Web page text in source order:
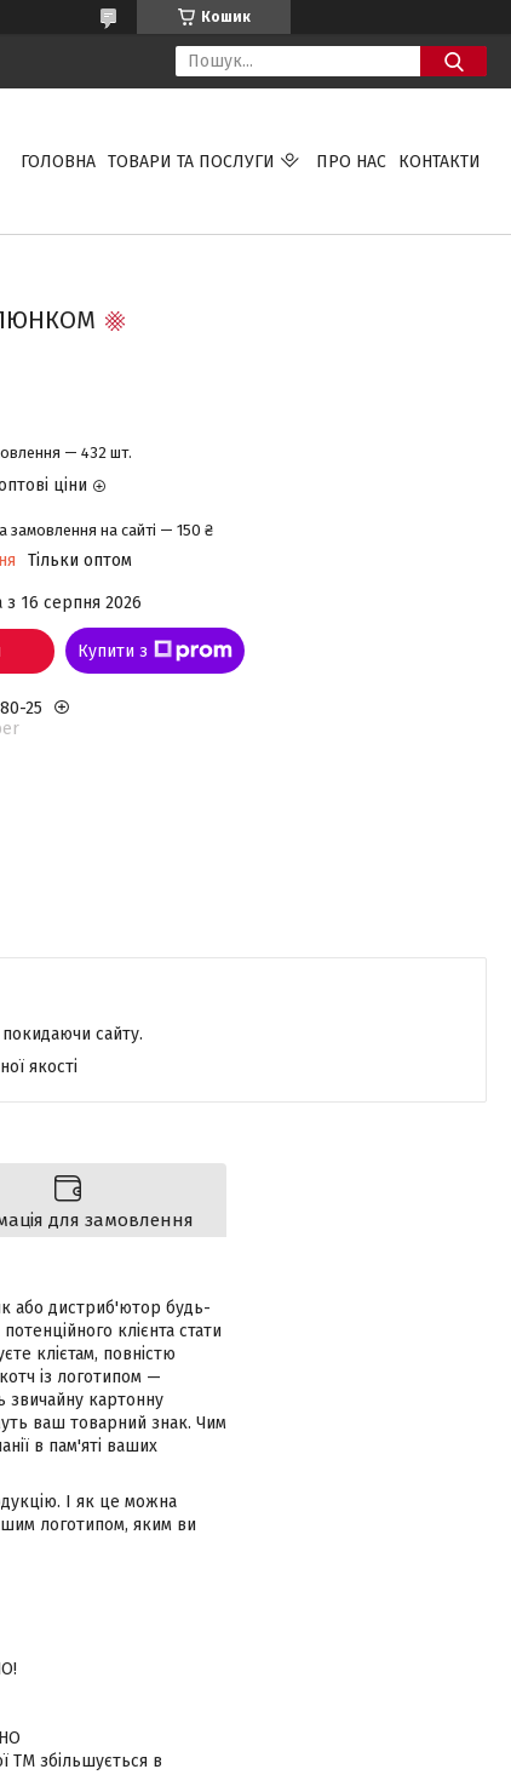
Кошик
ГОЛОВНА ТОВАРИ ТА ПОСЛУГИ ПРО НАС КОНТАКТИ
— 432 шт.
ціни
замовлення на сайті — 150 ₴
Тільки оптом
з 16 серпня 2026
Купити з
25
сайту.
якості
для замовлення
або дистриб'ютор будь-
клієнта стати
клієтам, повністю
із логотипом —
звичайну картонну
ваш товарний знак. Чим
в пам'яті ваших
І як це можна
логотипом, яким ви
ТМ збільшується в